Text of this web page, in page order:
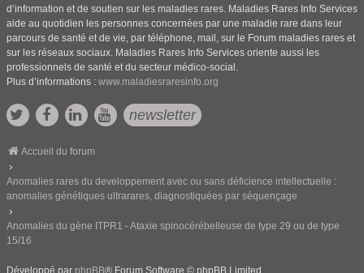
d’information et de soutien sur les maladies rares. Maladies Rares Info Services
aide au quotidien les personnes concernées par une maladie rare dans leur
parcours de santé et de vie, par téléphone, mail, sur le Forum maladies rares et
sur les réseaux sociaux. Maladies Rares Info Services oriente aussi les
professionnels de santé et du secteur médico-social.
Plus d’informations : www.maladiesraresinfo.org
newsletter
Accueil du forum
Anomalies rares du developpement avec ou sans déficience intellectuelle :
anomalies génétiques ultrarares, diagnostiquées par séquençage
Anomalies du gène ITPR1 - Ataxie spinocérébelleuse de type 29 ou de type
15/16
Développé par phpBB® Forum Software © phpBB Limited